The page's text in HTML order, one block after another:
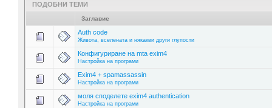
ПОДОБНИ ТЕМИ
Заглавие
Auth code
Живота, вселената и някакви други глупости
Конфигуриране на mta exim4
Настройка на програми
Exim4 + spamassassin
Настройка на програми
моля споделете exim4 authentication
Настройка на програми